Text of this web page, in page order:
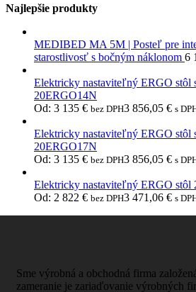
Najlepšie produkty
MEDIBED MA 5M | Posteľ pre
starostlivosť s bočným náklonom 6
Elektricky nastaviteľný ERGO stôl
20ERGO14N
Od: 3 135 € bez DPH3 856,05 € s
Elektricky nastaviteľný ERGO stôl
20ERGO17N
Od: 3 135 € bez DPH3 856,05 € s
Elektricky nastaviteľný ERGO stôl
Od: 2 822 € bez DPH3 471,06 € s
Sme výrobná a obchodná firma
zameranie je zariaďovanie výrobných